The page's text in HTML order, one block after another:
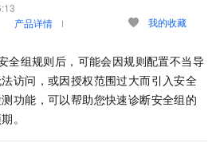
产品详情 我的收藏
全组规则后，可能会因规则配置不当导
访问，或因授权范围过大而引入安全
功能，可以帮助您快速诊断安全组的
。